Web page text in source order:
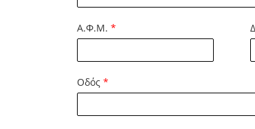
Α.Φ.Μ. *
Οδός *